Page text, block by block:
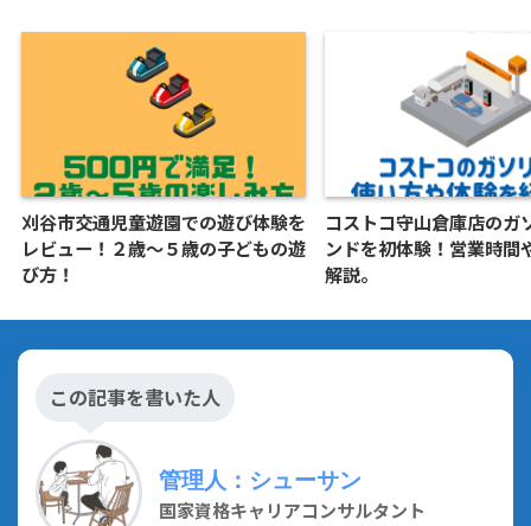
刈谷市交通児童遊園での遊び体験を
レビュー！２歳〜５歳の子どもの遊
び方！
コストコ守山倉庫店のガ
ンドを初体験！営業時間
解説。
この記事を書いた人
管理人：シューサン
国家資格キャリアコンサルタント